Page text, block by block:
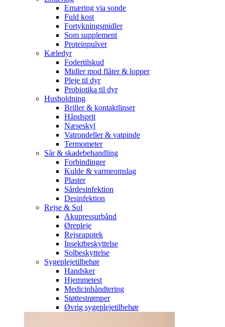
Ernæring via sonde
Fuld kost
Fortykningsmidler
Som supplement
Proteinpulver
Kæledyr
Fodertilskud
Midler mod flåter & lopper
Pleje til dyr
Probiotika til dyr
Husholdning
Briller & kontaktlinser
Håndsprit
Næseskyl
Vatrondeller & vatpinde
Termometer
Sår & skadebehandling
Forbindinger
Kulde & varmeomslag
Plaster
Sårdesinfektion
Desinfektion
Rejse & Sol
Akupressurbånd
Ørepleje
Rejseapotek
Insektbeskyttelse
Solbeskyttelse
Sygeplejetilbehør
Handsker
Hjemmetest
Medicinhåndtering
Støttestrømper
Øvrig sygeplejetilbehør